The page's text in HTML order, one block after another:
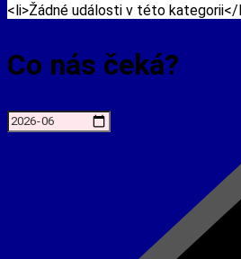
<li>Žádné události v této kategorii</
Co nás čeká?